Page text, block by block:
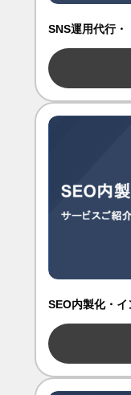
SNS運用代行
SEO内製化・